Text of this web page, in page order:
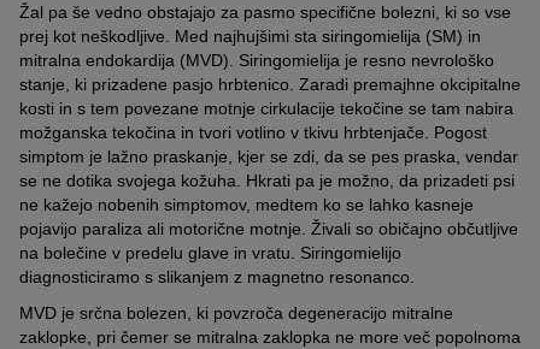
Žal pa še vedno obstajajo za pasmo specifične bolezni, ki so vse
prej kot neškodljive. Med najhujšimi sta siringomielija (SM) in
mitralna endokardija (MVD). Siringomielija je resno nevrološko
stanje, ki prizadene pasjo hrbtenico. Zaradi premajhne okcipitalne
kosti in s tem povezane motnje cirkulacije tekočine se tam nabira
možganska tekočina in tvori votlino v tkivu hrbtenjače. Pogost
simptom je lažno praskanje, kjer se zdi, da se pes praska, vendar
se ne dotika svojega kožuha. Hkrati pa je možno, da prizadeti psi
ne kažejo nobenih simptomov, medtem ko se lahko kasneje
pojavijo paraliza ali motorične motnje. Živali so običajno občutljive
na bolečine v predelu glave in vratu. Siringomielijo
diagnosticiramo s slikanjem z magnetno resonanco.
MVD je srčna bolezen, ki povzroča degeneracijo mitralne
zaklopke, pri čemer se mitralna zaklopka ne more več popolnoma